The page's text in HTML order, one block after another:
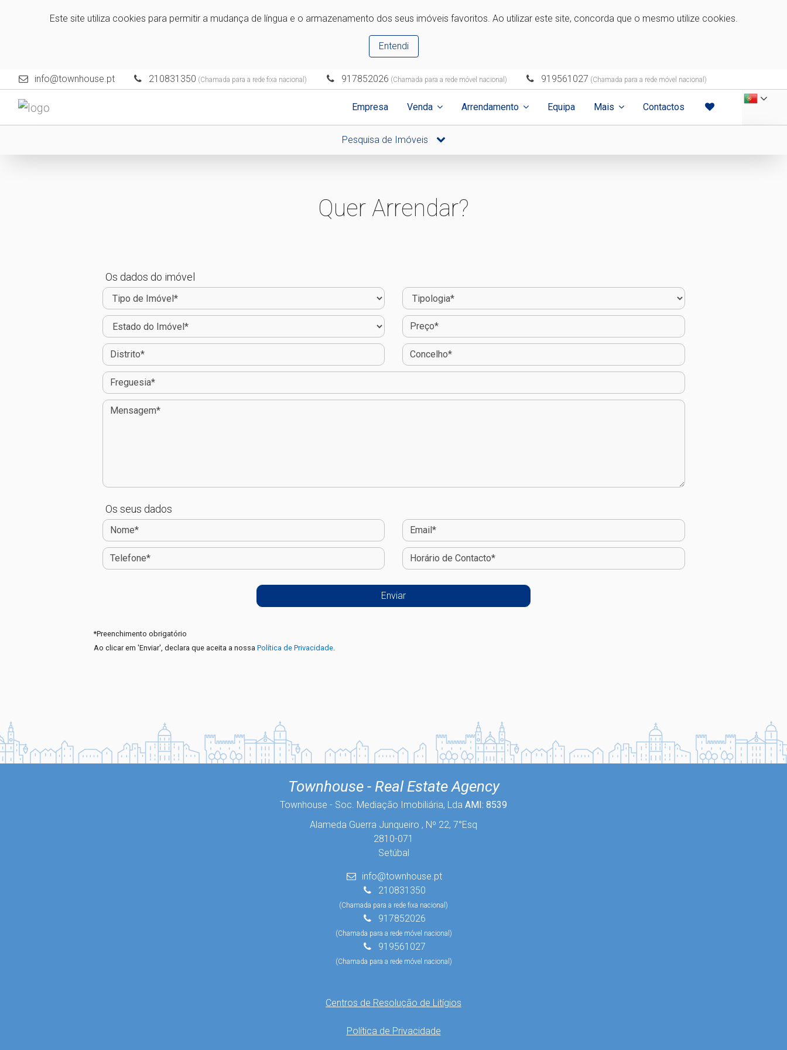
Este site utiliza cookies para permitir a mudança de língua e o armazenamento dos seus imóveis favoritos. Ao utilizar este site, concorda que o mesmo utilize cookies.
Entendi
info@townhouse.pt 210831350 (Chamada para a rede fixa nacional) 917852026 (Chamada para a rede móvel nacional) 919561027 (Chamada para a rede móvel nacional)
Empresa Venda Arrendamento Equipa Mais Contactos
Pesquisa de Imóveis
Quer Arrendar?
Os dados do imóvel
Os seus dados
*Preenchimento obrigatório
Ao clicar em 'Enviar', declara que aceita a nossa Política de Privacidade.
Townhouse - Real Estate Agency
Townhouse - Soc. Mediação Imobiliária, Lda AMI: 8539
Alameda Guerra Junqueiro , Nº 22, 7°Esq
2810-071
Setúbal
info@townhouse.pt
210831350
(Chamada para a rede fixa nacional)
917852026
(Chamada para a rede móvel nacional)
919561027
(Chamada para a rede móvel nacional)
Centros de Resolução de Litígios
Política de Privacidade